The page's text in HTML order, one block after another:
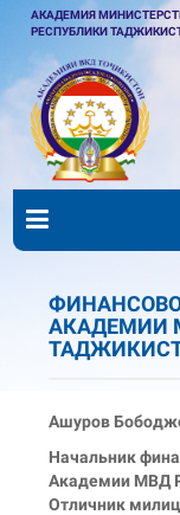
АКАДЕМИЯ
РЕСПУБЛИКИ
АКАДЕМИИ
Ашуров
Начальник
Академии МВД
Отличник